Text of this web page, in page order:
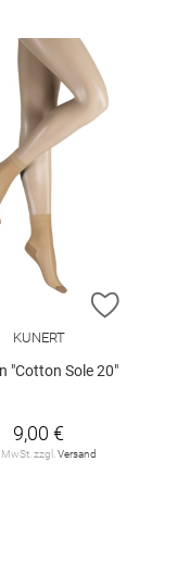
HINZUFÜGEN
ZUR
KUNERT
"Cotton Sole 20"
9,00 €
zzgl. Versand